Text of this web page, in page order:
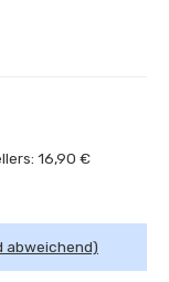
16,90 €
abweichend)